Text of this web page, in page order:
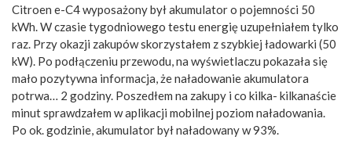
Citroen e-C4 wyposażony był akumulator o pojemności 50
kWh. W czasie tygodniowego testu energię uzupełniałem tylko
raz. Przy okazji zakupów skorzystałem z szybkiej ładowarki (50
kW). Po podłączeniu przewodu, na wyświetlaczu pokazała się
mało pozytywna informacja, że naładowanie akumulatora
potrwa… 2 godziny. Poszedłem na zakupy i co kilka- kilkanaście
minut sprawdzałem w aplikacji mobilnej poziom naładowania.
Po ok. godzinie, akumulator był naładowany w 93%.